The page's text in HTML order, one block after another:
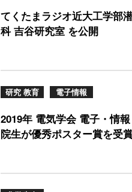
てくたまラジオ近大工学部
科 吉谷研究室 を公開
研究 教育 電子情報
2019年 電気学会 電子・情
院生が優秀ポスター賞を受